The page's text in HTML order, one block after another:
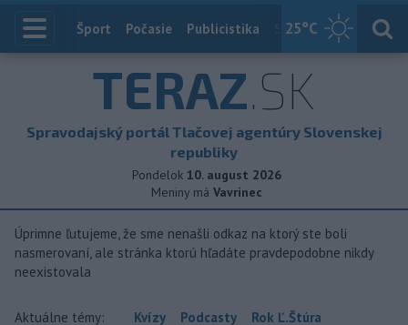
25°C
Index
Šport Počasie Publicistika Slovensko
TERAZ.SK
Spravodajský portál Tlačovej agentúry Slovenskej
republiky
Pondelok 10. august 2026
Meniny má Vavrinec
Úprimne ľutujeme, že sme nenašli odkaz na ktorý ste boli
nasmerovaní, ale stránka ktorú hľadáte pravdepodobne nikdy
neexistovala
Aktuálne témy: Kvízy Podcasty Rok Ľ.Štúra